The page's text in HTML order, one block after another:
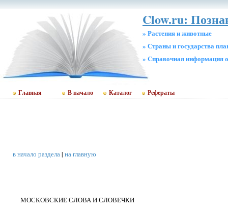
Clow.ru:
» Растения и животные
» Страны и государства
» Cправочная информация
Главная В начало Каталог Рефераты
в начало раздела| на главную
МОСКОВСКИЕ СЛОВА И СЛОВЕЧКИ